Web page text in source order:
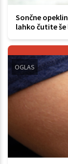
Sončne
lahko čutite še
OGLAS